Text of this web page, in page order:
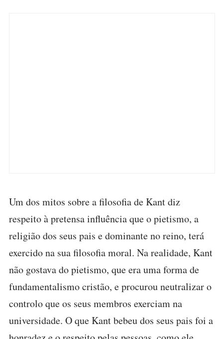
Um dos mitos sobre a filosofia de Kant diz
respeito à pretensa influência que o pietismo, a
religião dos seus pais e dominante no reino, terá
exercido na sua filosofia moral. Na realidade, Kant
não gostava do pietismo, que era uma forma de
fundamentalismo cristão, e procurou neutralizar o
controlo que os seus membros exerciam na
universidade. O que Kant bebeu dos seus pais foi a